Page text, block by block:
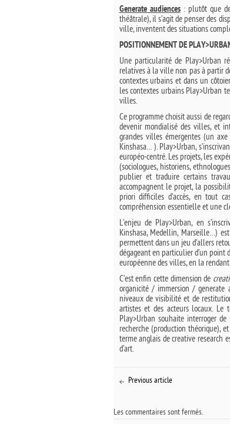
Generate audiences: plutôt que de
théâtrale), il s’agit de penser des
ville, inventent des situations
POSITIONNEMENT DE
Une particularité de Play>Urban
relatives à la ville non pas à partir
contextes urbains et dans un
les contextes urbains Play>Urban
villes.
Ce programme choisit aussi de
devenir mondialisé des villes, et
grandes villes émergentes (un
Kinshasa… ). Play>Urban,
européo-centré. Les projets, les
(sociologues, historiens,
publier et traduire certains
accompagnent le projet, la
priori difficiles d’accès, en tout
compréhension essentielle et une
L’enjeu de Play>Urban, en
Kinshasa, Medellin, Marseille…)
permettent dans un jeu d’allers
dégageant en particulier d’un
européenne des villes, en la
C’est enfin cette dimension de
organicité / immersion / generate
niveaux de visibilité et de
artistes et des acteurs locaux. Le
Play>Urban souhaite interroger
recherche (production théorique),
terme anglais de creative research
d’art.
Previous article
Les commentaires sont fermés.